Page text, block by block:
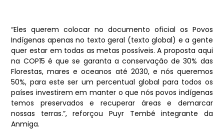
“Eles querem colocar no documento oficial os Povos
Indígenas apenas no texto geral (texto global) e a gente
quer estar em todas as metas possíveis. A proposta aqui
na COP15 é que se garanta a conservação de 30% das
Florestas, mares e oceanos até 2030, e nós queremos
50%, para este ser um percentual global para todos os
países investirem em manter o que nós povos indígenas
temos preservados e recuperar áreas e demarcar
nossas terras.”, reforçou Puyr Tembé integrante da
Anmiga.